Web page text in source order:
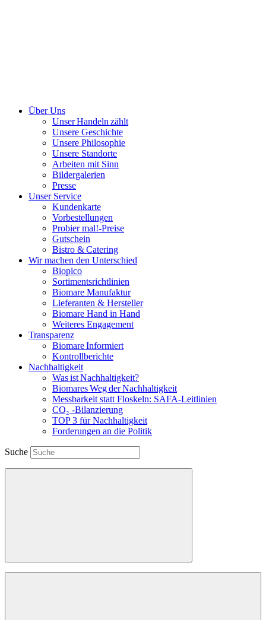
Über Uns
Unser Handeln zählt
Unsere Geschichte
Unsere Philosophie
Unsere Standorte
Arbeiten mit Sinn
Bildergalerien
Presse
Unser Service
Kundenkarte
Vorbestellungen
Probier mal!-Preise
Gutschein
Bistro & Catering
Wir machen den Unterschied
Biopico
Sortimentsrichtlinien
Biomare Manufaktur
Lieferanten & Hersteller
Biomare Hand in Hand
Weiteres Engagement
Transparenz
Biomare Informiert
Kontrollberichte
Nachhaltigkeit
Was ist Nachhaltigkeit?
Biomares Weg der Nachhaltigkeit
Messbarkeit statt Floskeln: SAFA-Leitlinien
CO₂ -Bilanzierung
TOP 3 für Nachhaltigkeit
Forderungen an die Politik
Suche